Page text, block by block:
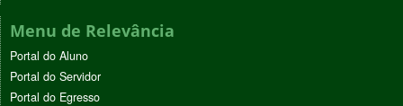
Menu de Relevância
Portal do Aluno
Portal do Servidor
Portal do Egresso